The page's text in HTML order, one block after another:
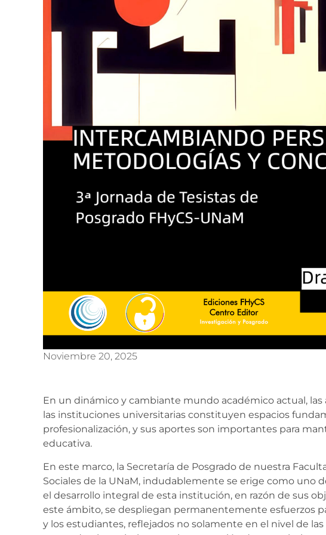
Noviembre 20, 2025
En un dinámico y cambiante mundo académico actual, las
las instituciones universitarias constituyen espacios
profesionalización, y sus aportes son importantes para
educativa.
En este marco, la Secretaría de Posgrado de nuestra
Sociales de la UNaM, indudablemente se erige como uno
el desarrollo integral de esta institución, en razón de sus
este ámbito, se despliegan permanentemente esfuerzos
y los estudiantes, reflejados no solamente en el nivel de